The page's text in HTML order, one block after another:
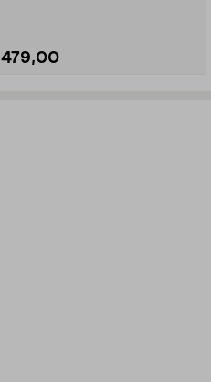
479,00